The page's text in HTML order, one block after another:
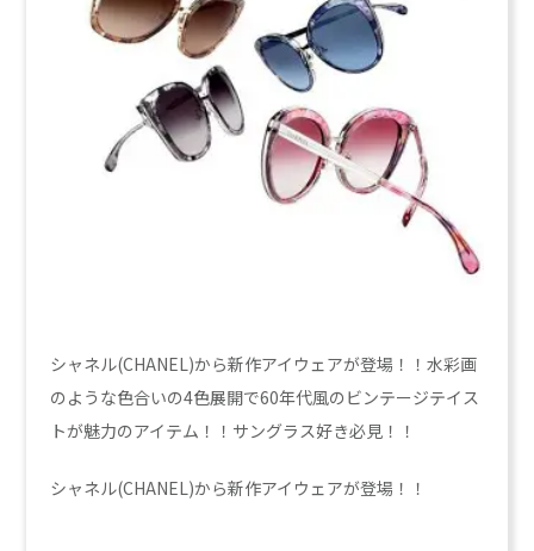
シャネル(CHANEL)から新作アイウェアが登場！！水彩画
のような色合いの4色展開で60年代風のビンテージテイス
トが魅力のアイテム！！サングラス好き必見！！
シャネル(CHANEL)から新作アイウェアが登場！！